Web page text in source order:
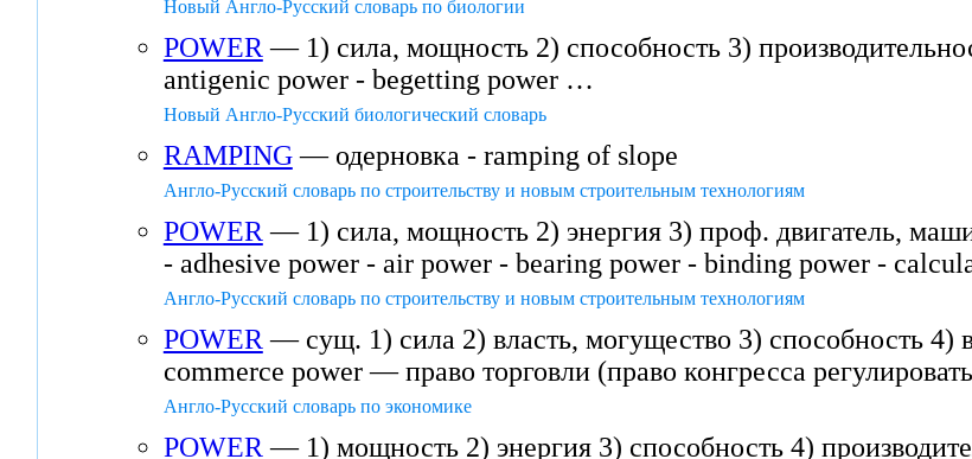
Новый Англо-Русский словарь по биологии
POWER — 1) сила, мощность 2) способность 3)
antigenic power - begetting power …
Новый Англо-Русский биологический словарь
RAMPING— одерновка - ramping of slope
Англо-Русский словарь по строительству и новым строительным технологиям
POWER — 1) сила, мощность 2) энергия 3) проф. двигатель,
- adhesive power - air power - bearing power - binding power -
Англо-Русский словарь по строительству и новым строительным технологиям
POWER — сущ. 1) сила 2) власть, могущество 3) способность 4)
commerce power — право торговли (право конгресса
Англо-Русский словарь по экономике
POWER — 1) мощность 2) энергия 3) способность 4)